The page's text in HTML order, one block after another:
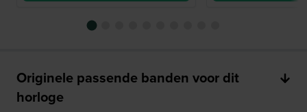
Originele passende banden voor dit
horloge